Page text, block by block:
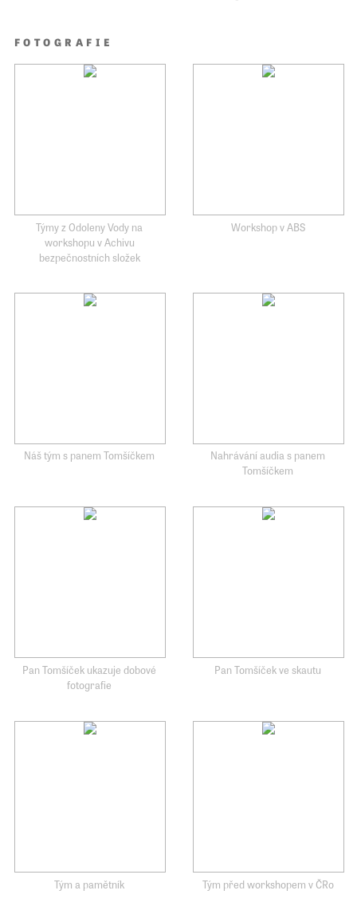
FOTOGRAFIE
Týmy z Odoleny Vody na
workshopu v Achivu
bezpečnostních složek
Workshop v ABS
Náš tým s panem Tomšíčkem
Nahrávání audia s panem
Tomšíčkem
Pan Tomšíček ukazuje dobové
fotografie
Pan Tomšíček ve skautu
Tým a pamětník Tým před workshopem v ČRo